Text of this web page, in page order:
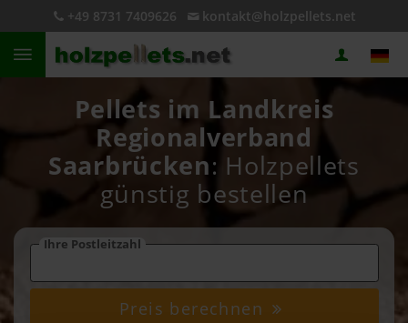
+49 8731 7409626 kontakt@holzpellets.net
Pellets im Landkreis
Regionalverband
Saarbrücken: Holzpellets
günstig bestellen
Ihre Postleitzahl
Preis berechnen